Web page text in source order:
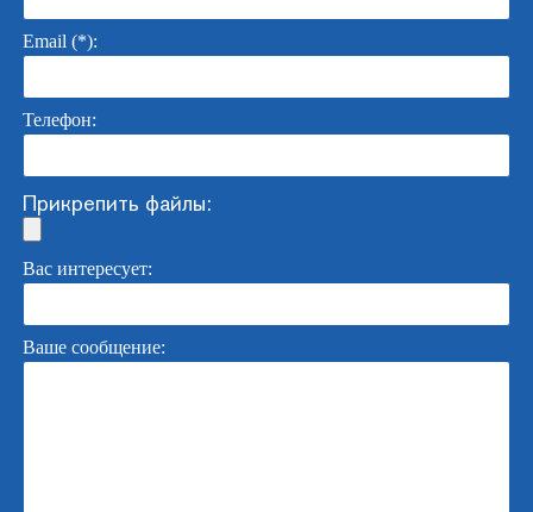
Email (*):
Телефон:
Прикрепить файлы:
Вас интересует:
Ваше сообщение: